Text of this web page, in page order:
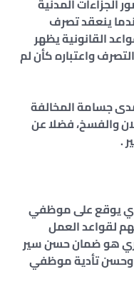
الجزاءات المدنية
ينعقد تصرف
القانونية يظهر
واعتباره كأن لم
جسامة المخالفة
والفسخ، فضلا عن
.
يوقع على موظفي
لقواعد العمل
هو ضمان حسن سير
وحسن تأدية موظفي